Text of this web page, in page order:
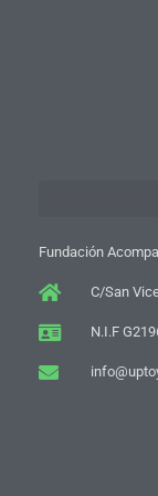
Fundación
C/San
N.I.F